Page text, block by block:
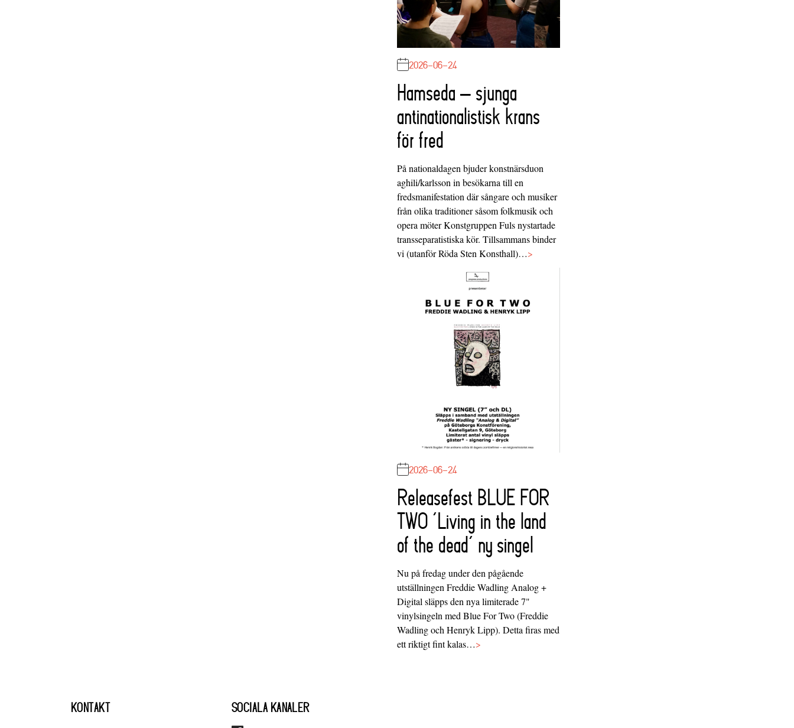
2026-06-24
Hamseda – sjunga
antinationalistisk krans
för fred
På nationaldagen bjuder konstnärsduon
aghili/karlsson in besökarna till en
fredsmanifestation där sångare och musiker
från olika traditioner såsom folkmusik och
opera möter Konstgruppen Fuls nystartade
transseparatistiska kör. Tillsammans binder
vi (utanför Röda Sten Konsthall)…>
2026-06-24
Releasefest BLUE FOR
TWO ‘Living in the land
of the dead’ ny singel
Nu på fredag under den pågående
utställningen Freddie Wadling Analog +
Digital släpps den nya limiterade 7"
vinylsingeln med Blue For Two (Freddie
Wadling och Henryk Lipp). Detta firas med
ett riktigt fint kalas…>
KONTAKT SOCIALA KANALER